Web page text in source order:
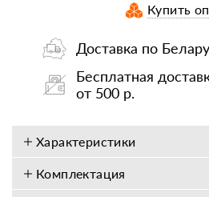
Купить
Доставка по
Бесплатная
от 500 р.
Характеристики
Комплектация